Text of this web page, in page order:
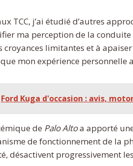
TCC, j’ai étudié d’autres
ma perception de la conduite
croyances limitantes et à
que mon expérience
Ford Kuga d'occasion : avis,
de Palo Altoa apporté
de fonctionnement de la
désactivent progressivement